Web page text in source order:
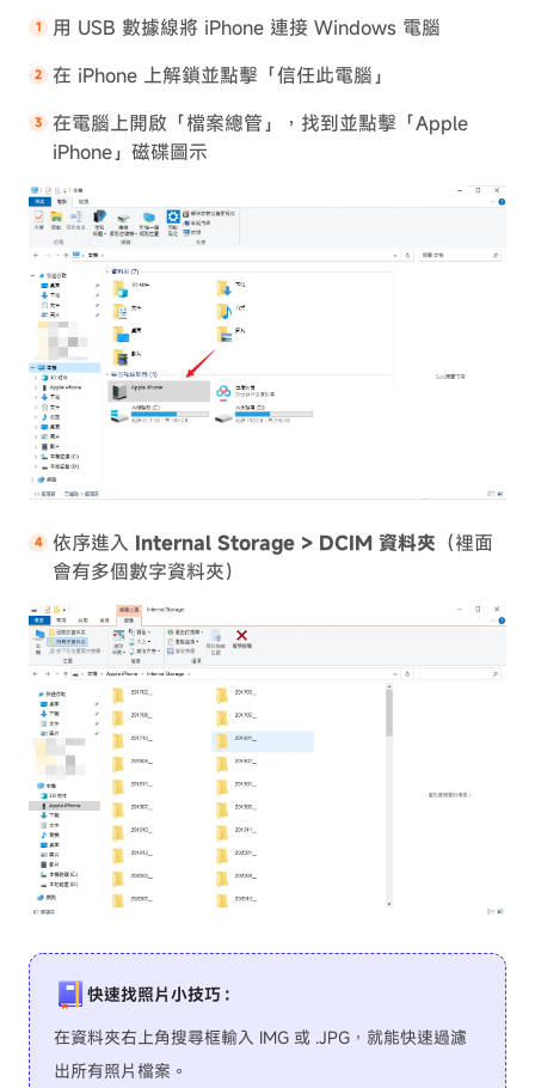
用 USB 數據線將 iPhone 連接 Windows 電腦
在 iPhone 上解鎖並點擊「信任此電腦」
在電腦上開啟「檔案總管」，找到並點擊「Apple
iPhone」磁碟圖示
依序進入 Internal Storage > DCIM 資料夾 （裡面
會有多個數字資料夾）
快速找照片小技巧：
在資料夾右上角搜尋框輸入 IMG 或 .JPG，就能快速過濾
出所有照片檔案。